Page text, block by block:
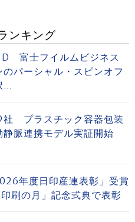
ンキング
富士フイルムビジネス
パーシャル・スピンオフ
...
社 プラスチック容器包装
静脈連携モデル実証開始
年度日印産連表彰」受賞
刷の月」記念式典で表彰